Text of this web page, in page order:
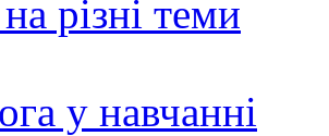
різні теми
у навчанні